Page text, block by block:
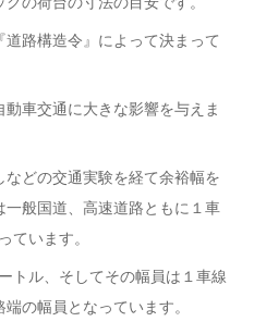
路構造令』によって決まって
車交通に大きな影響を与えま
どの交通実験を経て余裕幅を
般国道、高速道路ともに１車
ています。
トル、そしてその幅員は１車線
の幅員となっています。